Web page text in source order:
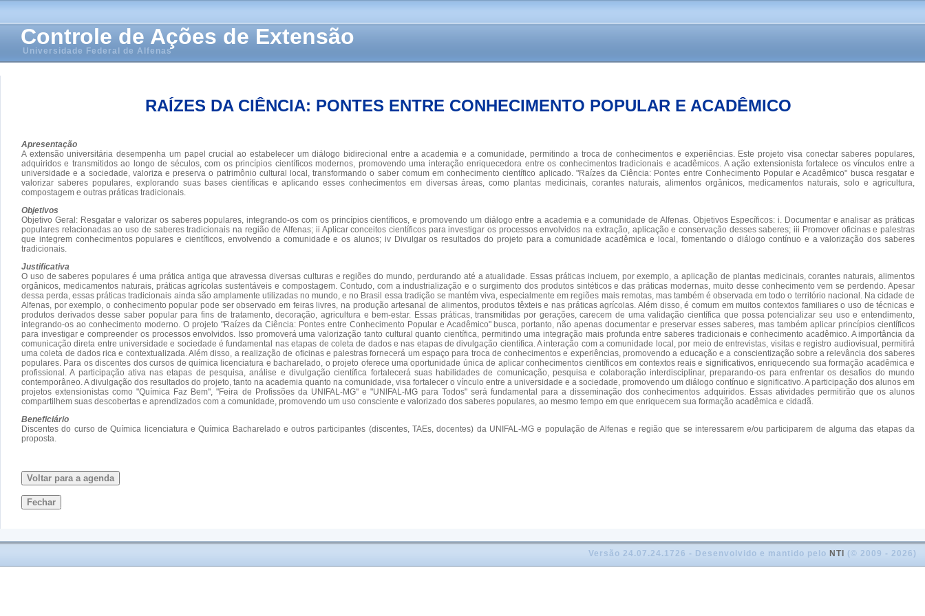
Controle de Ações de Extensão
Universidade Federal de Alfenas
RAÍZES DA CIÊNCIA: PONTES ENTRE CONHECIMENTO POPULAR E ACADÊMICO
Apresentação
A extensão universitária desempenha um papel crucial ao estabelecer um diálogo bidirecional entre a academia e a comunidade, permitindo a troca de conhecimentos e experiências. Este projeto visa conectar saberes populares,
adquiridos e transmitidos ao longo de séculos, com os princípios científicos modernos, promovendo uma interação enriquecedora entre os conhecimentos tradicionais e acadêmicos. A ação extensionista fortalece os vínculos entre a
universidade e a sociedade, valoriza e preserva o patrimônio cultural local, transformando o saber comum em conhecimento científico aplicado. "Raízes da Ciência: Pontes entre Conhecimento Popular e Acadêmico" busca resgatar e
valorizar saberes populares, explorando suas bases científicas e aplicando esses conhecimentos em diversas áreas, como plantas medicinais, corantes naturais, alimentos orgânicos, medicamentos naturais, solo e agricultura,
compostagem e outras práticas tradicionais.
Objetivos
Objetivo Geral: Resgatar e valorizar os saberes populares, integrando-os com os princípios científicos, e promovendo um diálogo entre a academia e a comunidade de Alfenas. Objetivos Específicos: i. Documentar e analisar as práticas
populares relacionadas ao uso de saberes tradicionais na região de Alfenas; ii Aplicar conceitos científicos para investigar os processos envolvidos na extração, aplicação e conservação desses saberes; iii Promover oficinas e palestras
que integrem conhecimentos populares e científicos, envolvendo a comunidade e os alunos; iv Divulgar os resultados do projeto para a comunidade acadêmica e local, fomentando o diálogo contínuo e a valorização dos saberes
tradicionais.
Justificativa
O uso de saberes populares é uma prática antiga que atravessa diversas culturas e regiões do mundo, perdurando até a atualidade. Essas práticas incluem, por exemplo, a aplicação de plantas medicinais, corantes naturais, alimentos
orgânicos, medicamentos naturais, práticas agrícolas sustentáveis e compostagem. Contudo, com a industrialização e o surgimento dos produtos sintéticos e das práticas modernas, muito desse conhecimento vem se perdendo. Apesar
dessa perda, essas práticas tradicionais ainda são amplamente utilizadas no mundo, e no Brasil essa tradição se mantém viva, especialmente em regiões mais remotas, mas também é observada em todo o território nacional. Na cidade de
Alfenas, por exemplo, o conhecimento popular pode ser observado em feiras livres, na produção artesanal de alimentos, produtos têxteis e nas práticas agrícolas. Além disso, é comum em muitos contextos familiares o uso de técnicas e
produtos derivados desse saber popular para fins de tratamento, decoração, agricultura e bem-estar. Essas práticas, transmitidas por gerações, carecem de uma validação científica que possa potencializar seu uso e entendimento,
integrando-os ao conhecimento moderno. O projeto "Raízes da Ciência: Pontes entre Conhecimento Popular e Acadêmico" busca, portanto, não apenas documentar e preservar esses saberes, mas também aplicar princípios científicos
para investigar e compreender os processos envolvidos. Isso promoverá uma valorização tanto cultural quanto científica, permitindo uma integração mais profunda entre saberes tradicionais e conhecimento acadêmico. A importância da
comunicação direta entre universidade e sociedade é fundamental nas etapas de coleta de dados e nas etapas de divulgação científica. A interação com a comunidade local, por meio de entrevistas, visitas e registro audiovisual, permitirá
uma coleta de dados rica e contextualizada. Além disso, a realização de oficinas e palestras fornecerá um espaço para troca de conhecimentos e experiências, promovendo a educação e a conscientização sobre a relevância dos saberes
populares. Para os discentes dos cursos de química licenciatura e bacharelado, o projeto oferece uma oportunidade única de aplicar conhecimentos científicos em contextos reais e significativos, enriquecendo sua formação acadêmica e
profissional. A participação ativa nas etapas de pesquisa, análise e divulgação científica fortalecerá suas habilidades de comunicação, pesquisa e colaboração interdisciplinar, preparando-os para enfrentar os desafios do mundo
contemporâneo. A divulgação dos resultados do projeto, tanto na academia quanto na comunidade, visa fortalecer o vínculo entre a universidade e a sociedade, promovendo um diálogo contínuo e significativo. A participação dos alunos em
projetos extensionistas como "Química Faz Bem", "Feira de Profissões da UNIFAL-MG" e "UNIFAL-MG para Todos" será fundamental para a disseminação dos conhecimentos adquiridos. Essas atividades permitirão que os alunos
compartilhem suas descobertas e aprendizados com a comunidade, promovendo um uso consciente e valorizado dos saberes populares, ao mesmo tempo em que enriquecem sua formação acadêmica e cidadã.
Beneficiário
Discentes do curso de Química licenciatura e Química Bacharelado e outros participantes (discentes, TAEs, docentes) da UNIFAL-MG e população de Alfenas e região que se interessarem e/ou participarem de alguma das etapas da
proposta.
Voltar para a agenda
Fechar
Versão 24.07.24.1726 - Desenvolvido e mantido pelo NTI (© 2009 - 2026)